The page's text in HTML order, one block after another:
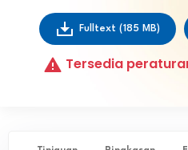
Fulltext (185 MB)
Tersedia